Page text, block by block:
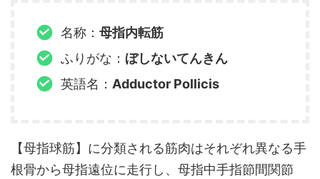
名称： 母指内転筋
ふりがな： ぼしないてんきん
英語名： Adductor Pollicis
【母指球筋】に分類される筋肉はそれぞれ異なる手
根骨から母指遠位に走行し、母指中手指節間関節